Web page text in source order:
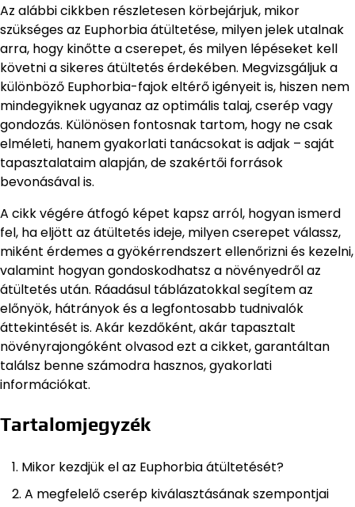
Az alábbi cikkben részletesen körbejárjuk, mikor
szükséges az Euphorbia átültetése, milyen jelek utalnak
arra, hogy kinőtte a cserepet, és milyen lépéseket kell
követni a sikeres átültetés érdekében. Megvizsgáljuk a
különböző Euphorbia-fajok eltérő igényeit is, hiszen nem
mindegyiknek ugyanaz az optimális talaj, cserép vagy
gondozás. Különösen fontosnak tartom, hogy ne csak
elméleti, hanem gyakorlati tanácsokat is adjak – saját
tapasztalataim alapján, de szakértői források
bevonásával is.
A cikk végére átfogó képet kapsz arról, hogyan ismerd
fel, ha eljött az átültetés ideje, milyen cserepet válassz,
miként érdemes a gyökérrendszert ellenőrizni és kezelni,
valamint hogyan gondoskodhatsz a növényedről az
átültetés után. Ráadásul táblázatokkal segítem az
előnyök, hátrányok és a legfontosabb tudnivalók
áttekintését is. Akár kezdőként, akár tapasztalt
növényrajongóként olvasod ezt a cikket, garantáltan
találsz benne számodra hasznos, gyakorlati
információkat.
Tartalomjegyzék
Mikor kezdjük el az Euphorbia átültetését?
A megfelelő cserép kiválasztásának szempontjai